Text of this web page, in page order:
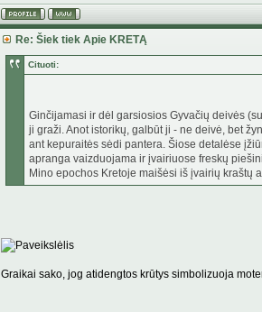
Re: Šiek tiek Apie KRETĄ
Cituoti:
Ginčijamasi ir dėl garsiosios Gyvačių deivės
ji graži. Anot istorikų, galbūt ji - ne deivė, bet
ant kepuraitės sėdi pantera. Šiose detalėse
apranga vaizduojama ir įvairiuose freskų
Mino epochos Kretoje maišėsi iš įvairių kraštų
Graikai sako, jog atidengtos krūtys simbolizuoja